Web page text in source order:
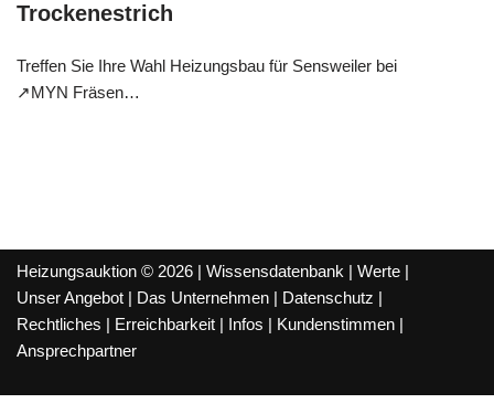
Trockenestrich
Treffen Sie Ihre Wahl Heizungsbau für Sensweiler bei
↗️MYN Fräsen…
Heizungsauktion © 2026 | Wissensdatenbank | Werte |
Unser Angebot | Das Unternehmen | Datenschutz |
Rechtliches | Erreichbarkeit | Infos | Kundenstimmen |
Ansprechpartner